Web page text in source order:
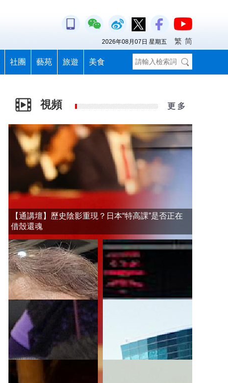
社團 藝苑 旅遊 美食
2026年08月07日 星期五 繁 简
視頻 更 多
【通講壇】歷史陰影重現？日本“特高課”是否正在
借殼還魂